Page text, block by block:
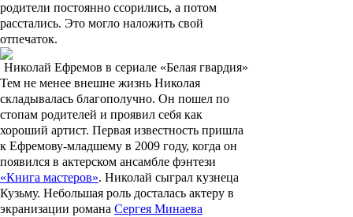
родители постоянно ссорились, а потом
расстались. Это могло наложить свой
отпечаток.
Николай Ефремов в сериале «Белая гвардия»
Тем не менее внешне жизнь Николая
складывалась благополучно. Он пошел по
стопам родителей и проявил себя как
хороший артист. Первая известность пришла
к Ефремову-младшему в 2009 году, когда он
появился в актерском ансамбле фэнтези
«Книга мастеров». Николай сыграл кузнеца
Кузьму. Небольшая роль досталась актеру в
экранизации романа Сергея Минаева